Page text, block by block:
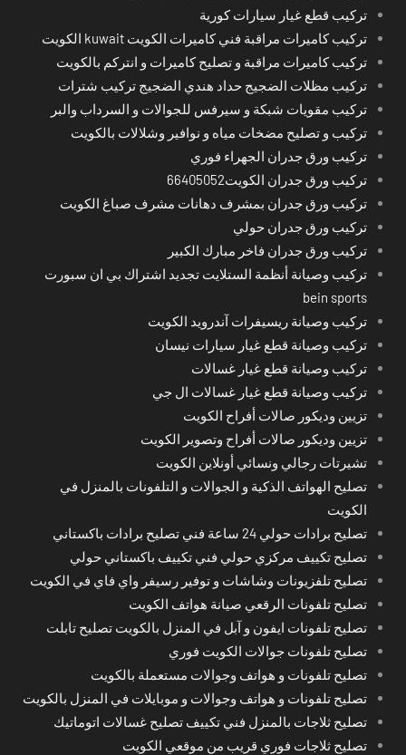
تركيب قطع غيار سيارات كورية
تركيب كاميرات مراقبة فني كاميرات الكويت kuwait الكويت
تركيب كاميرات مراقبة و تصليح كاميرات و انتركم بالكويت
تركيب مظلات الضجيج حداد هندي الضجيج تركيب شترات
تركيب مقويات شبكة و سيرفس للجوالات و السرداب والبر
تركيب و تصليح مضخات مياه و نوافير وشلالات بالكويت
تركيب ورق جدران الجهراء فوري
تركيب ورق جدران الكويت66405052
تركيب ورق جدران بمشرف دهانات مشرف صباغ الكويت
تركيب ورق جدران حولي
تركيب ورق جدران فاخر مبارك الكبير
تركيب وصيانة أنظمة الستلايت تجديد اشتراك بي ان سبورت
bein sports
تركيب وصيانة ريسيفرات آندرويد الكويت
تركيب وصيانة قطع غيار سيارات نيسان
تركيب وصيانة قطع غيار غسالات
تركيب وصيانة قطع غيار غسالات ال جي
تزيين وديكور صالات أفراح الكويت
تزيين وديكور صالات أفراح وتصوير الكويت
تشيرتات رجالي ونسائي أونلاين الكويت
تصليح الهواتف الذكية و الجوالات و التلفونات بالمنزل في
الكويت
تصليح برادات حولي 24 ساعة فني تصليح برادات باكستاني
تصليح تكييف مركزي حولي فني تكييف باكستاني حولي
تصليح تلفزيونات وشاشات و توفير رسيفر واي فاي في الكويت
تصليح تلفونات الرقعي صيانة هواتف الكويت
تصليح تلفونات ايفون و آبل في المنزل بالكويت تصليح تابلت
تصليح تلفونات جوالات الكويت فوري
تصليح تلفونات و هواتف وجوالات مستعملة بالكويت
تصليح تلفونات و هواتف وجوالات و موبايلات في المنزل بالكويت
تصليح ثلاجات بالمنزل فني تكييف تصليح غسالات اتوماتيك
تصليح ثلاجات فوري قريب من موقعي الكويت